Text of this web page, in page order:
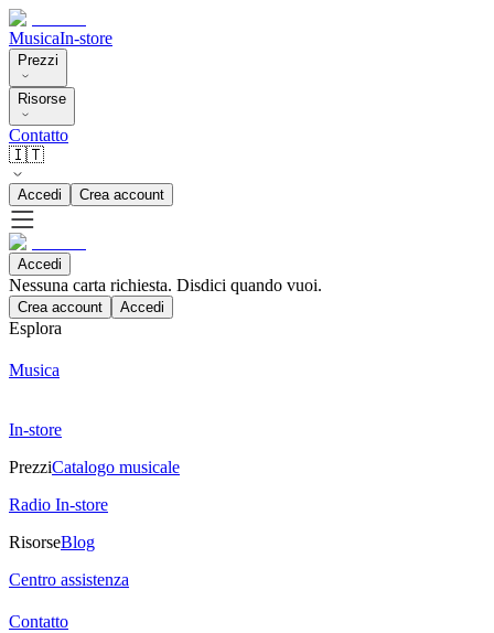
MusicaIn-store
Prezzi
Risorse
Contatto
🇮🇹
Accedi Crea account
Accedi
Nessuna carta richiesta. Disdici quando vuoi.
Crea account Accedi
Esplora
Musica
In-store
PrezziCatalogo musicale
Radio In-store
RisorseBlog
Centro assistenza
Contatto